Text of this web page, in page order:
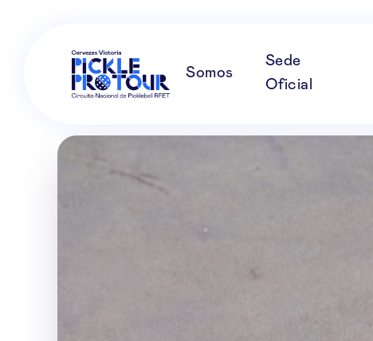
Somos
Sede
Oficial